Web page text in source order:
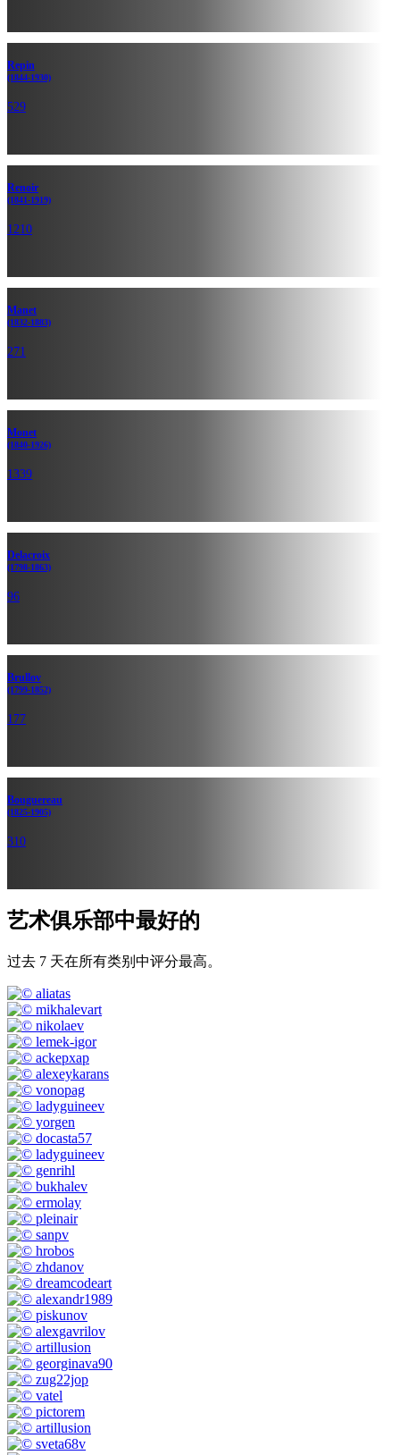
Repin
(1844-1930)
529
Renoir
(1841-1919)
1210
Manet
(1832-1883)
271
Monet
(1840-1926)
1339
Delacroix
(1798-1863)
96
Brullov
(1799-1852)
177
Bouguereau
(1825-1905)
310
艺术俱乐部中最好的
过去 7 天在所有类别中评分最高。